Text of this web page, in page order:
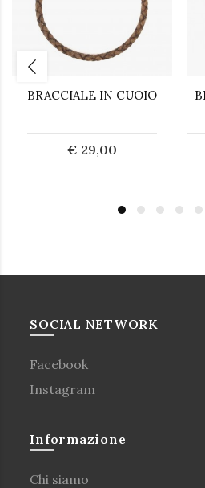
BRACCIALE IN CUOIO
€ 29,00
SOCIAL NETWORK
Facebook
Instagram
Informazione
Chi siamo